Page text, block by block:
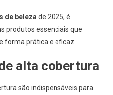
de beleza de 2025, é
produtos essenciais que
forma prática e eficaz.
alta cobertura
são indispensáveis para